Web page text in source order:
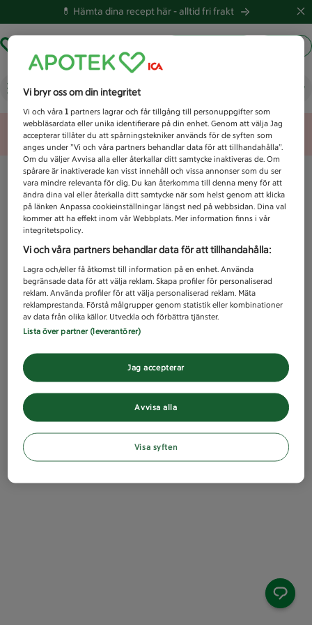
💊 Hämta dina recept här -alltid fri frakt
Vad letar du efter idag?
Unknown error
Vi bryr oss om din integritet
Vi och våra1 partners lagrar och får tillgång till personuppgifter som
webbläsardata eller unika identifierare på din enhet. Genom att välja Jag
accepterar tillåter du att spårningstekniker används för de syften som
anges under ”Vi och våra partners behandlar data för att tillhandahålla”.
Om du väljer Avvisa alla eller återkallar ditt samtycke inaktiveras de. Om
spårare är inaktiverade kan visst innehåll och vissa annonser som du ser
vara mindre relevanta för dig. Du kan återkomma till denna meny för att
ändra dina val eller återkalla ditt samtycke när som helst genom att klicka
på länken Anpassa cookieinställningar längst ned på webbsidan. Dina val
kommer att ha effekt inom vår Webbplats. Mer information finns i vår
integritetspolicy.
Vi och våra partners behandlar data för att tillhandahålla:
Lagra och/eller få åtkomst till information på en enhet. Använda
begränsade data för att välja reklam. Skapa profiler för personaliserad
reklam. Använda profiler för att välja personaliserad reklam. Mäta
reklamprestanda. Förstå målgrupper genom statistik eller kombinationer
av data från olika källor. Utveckla och förbättra tjänster.
Lista över partner (leverantörer)
Avvisa alla
Jag accepterar
Visa syften